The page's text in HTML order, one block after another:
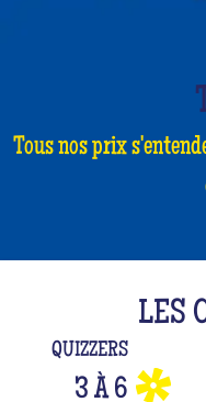
Tous nos prix
LES
QUIZZERS
3 À 6